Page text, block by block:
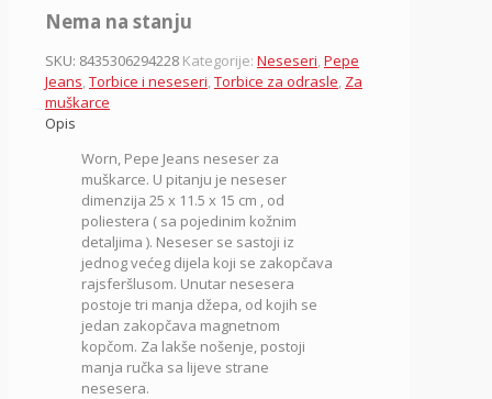
Nema na stanju
SKU: 8435306294228 Kategorije: Neseseri,Pepe
Jeans,Torbice i neseseri,Torbice za odrasle, Za
muškarce
Opis
Worn, Pepe Jeans neseser za
muškarce. U pitanju je neseser
dimenzija 25 x 11.5 x 15 cm , od
poliestera ( sa pojedinim kožnim
detaljima ). Neseser se sastoji iz
jednog većeg dijela koji se zakopčava
rajsferšlusom. Unutar nesesera
postoje tri manja džepa, od kojih se
jedan zakopčava magnetnom
kopčom. Za lakše nošenje, postoji
manja ručka sa lijeve strane
nesesera.